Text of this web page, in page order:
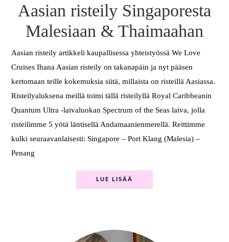
Aasian risteily Singaporesta
Malesiaan & Thaimaahan
Aasian risteily artikkeli kaupallisessa yhteistyössä We Love
Cruises Ihana Aasian risteily on takanapäin ja nyt pääsen
kertomaan teille kokemuksia siitä, millaista on risteillä Aasiassa.
Risteilyaluksena meillä toimi tällä risteilyllä Royal Caribbeanin
Quantum Ultra -laivaluokan Spectrum of the Seas laiva, jolla
risteilimme 5 yötä läntisellä Andamaanienmerellä. Reittimme
kulki seuraavanlaisesti: Singapore – Port Klang (Malesia) –
Penang
LUE LISÄÄ